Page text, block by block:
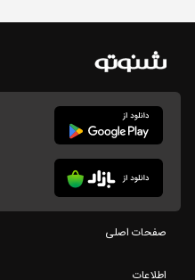
صفحات اصلی
اطلاعات